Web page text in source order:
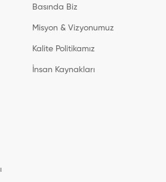
Basında Biz
Misyon & Vizyonumuz
Kalite Politikamız
İnsan Kaynakları